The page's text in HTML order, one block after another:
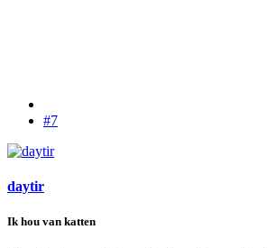
#7
daytir
Ik hou van katten